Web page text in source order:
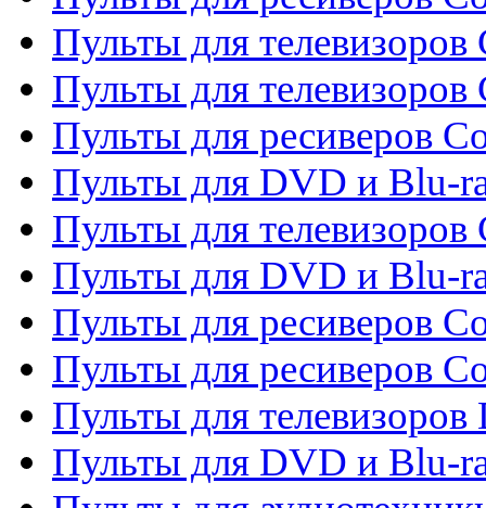
Пульты для телевизоров
Пульты для телевизоров
Пульты для ресиверов
Пульты для DVD и Blu-
Пульты для телевизоров
Пульты для DVD и Blu-
Пульты для ресиверов
Пульты для ресиверов
Пульты для телевизоров
Пульты для DVD и Blu-